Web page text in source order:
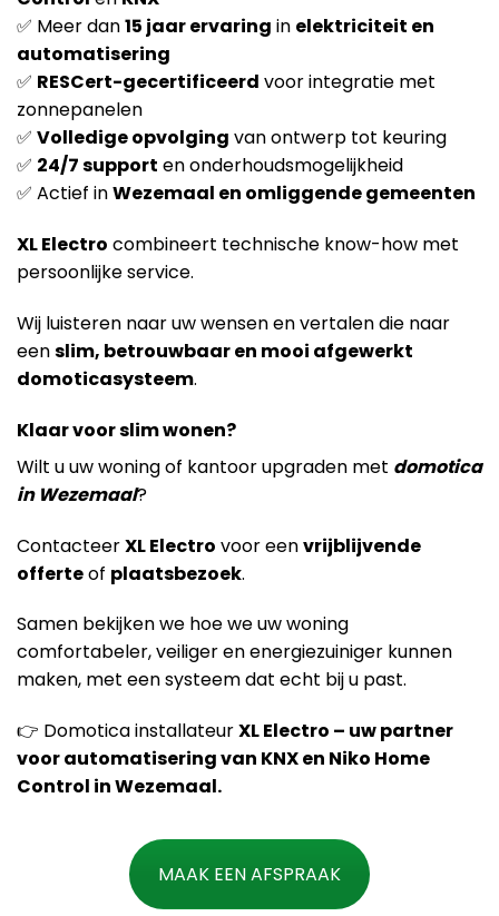
✅ Meer dan15 jaar ervaring in elektriciteit en
automatisering
✅ RESCert-gecertificeerd voor integratie met
zonnepanelen
✅ Volledige opvolging van ontwerp tot keuring
✅ 24/7 support en onderhoudsmogelijkheid
✅ Actief inWezemaal en omliggende gemeenten
XL Electro combineert technische know-how met
persoonlijke service.
Wij luisteren naar uw wensen en vertalen die naar
eenslim, betrouwbaar en mooi afgewerkt
domoticasysteem.
Klaar voor slim wonen?
Wilt u uw woning of kantoor upgraden met domotica
in Wezemaal?
ContacteerXL Electro voor eenvrijblijvende
offerteof plaatsbezoek.
Samen bekijken we hoe we uw woning
comfortabeler, veiliger en energiezuiniger kunnen
maken, met een systeem dat echt bij u past.
👉 Domotica installateurXL Electro – uw partner
voor automatisering van KNX en Niko Home
Control in Wezemaal.
MAAK EEN AFSPRAAK